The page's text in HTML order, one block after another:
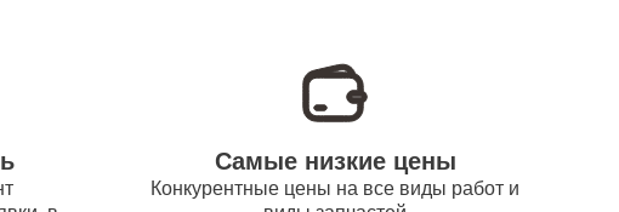
Bork
50
Самые низкие цены
Конкурентные цены на все виды работ и